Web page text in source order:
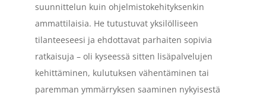
suunnittelun kuin ohjelmistokehityksenkin
ammattilaisia. He tutustuvat yksilölliseen
tilanteeseesi ja ehdottavat parhaiten sopivia
ratkaisuja – oli kyseessä sitten lisäpalvelujen
kehittäminen, kulutuksen vähentäminen tai
paremman ymmärryksen saaminen nykyisestä